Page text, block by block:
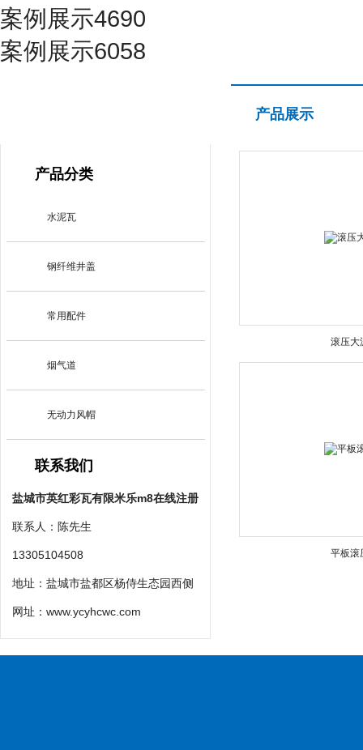
案例展示4690
案例展示6058
产品分类
水泥瓦
钢纤维井盖
常用配件
烟气道
无动力风帽
联系我们
盐城市英红彩瓦有限米乐m8在线注册
联系人：陈先生
13305104508
地址：盐城市盐都区杨侍生态园西侧
网址： www.ycyhcwc.com
产品展示
滚压大
平板滚